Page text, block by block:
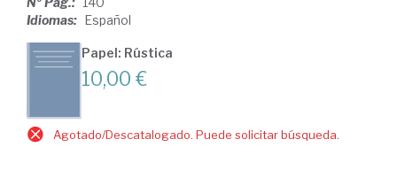
Idiomas: Español
Papel: Rústica
10,00 €
Agotado/Descatalogado. Puede solicitar búsqueda.